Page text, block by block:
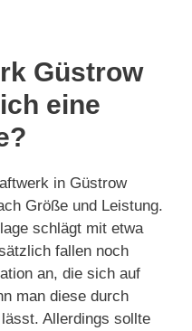
Güstrow
eine
in Güstrow
Größe und Leistung.
schlägt mit etwa
fallen noch
an, die sich auf
man diese durch
Allerdings sollte